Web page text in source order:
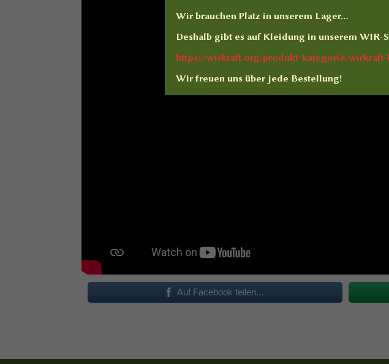
Auf Facebook teilen...
Wir brauchen Platz in unserem Lager…
Deshalb gibt es aufKleidung in unserem WIR-
https://wirkraft.org/produkt-kategorie/
Wir freuen uns über jede Bestellung!